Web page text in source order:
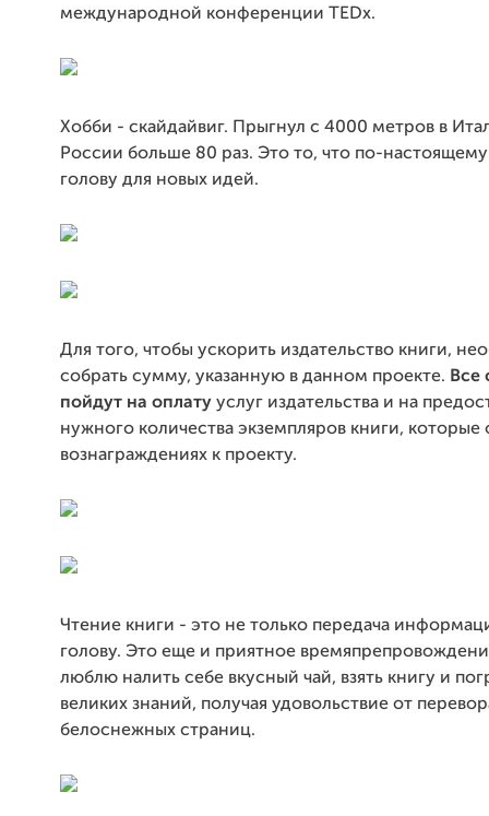
международной конференции TEDx.
Хобби - скайдайвиг. Прыгнул с 4000 метров в
России больше 80 раз. Это то, что по-
голову для новых идей.
Для того, чтобы ускорить издательство книги,
собрать сумму, указанную в данном проекте. Все
пойдут на оплату услуг издательства и на
нужного количества экземпляров книги,
вознаграждениях к проекту.
Чтение книги - это не только передача
голову. Это еще и приятное
люблю налить себе вкусный чай, взять книгу и
великих знаний, получая удовольствие от
белоснежных страниц.